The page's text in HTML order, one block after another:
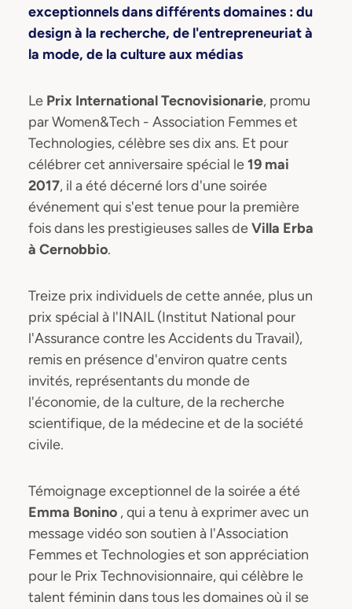
exceptionnels dans différents domaines : du
design à la recherche, de l'entrepreneuriat à
la mode, de la culture aux médias
Le Prix International Tecnovisionarie, promu
par Women&Tech - Association Femmes et
Technologies, célèbre ses dix ans. Et pour
célébrer cet anniversaire spécial le19 mai
2017, il a été décerné lors d'une soirée
événement qui s'est tenue pour la première
fois dans les prestigieuses salles deVilla Erba
à Cernobbio.
Treize prix individuels de cette année, plus un
prix spécial à l'INAIL (Institut National pour
l'Assurance contre les Accidents du Travail),
remis en présence d'environ quatre cents
invités, représentants du monde de
l'économie, de la culture, de la recherche
scientifique, de la médecine et de la société
civile.
Témoignage exceptionnel de la soirée a été
Emma Bonino , qui a tenu à exprimer avec un
message vidéo son soutien à l'Association
Femmes et Technologies et son appréciation
pour le Prix Technovisionnaire, qui célèbre le
talent féminin dans tous les domaines où il se